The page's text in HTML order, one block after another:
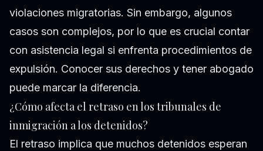
violaciones migratorias. Sin embargo, algunos
casos son complejos, por lo que es crucial contar
con asistencia legal si enfrenta procedimientos de
expulsión. Conocer sus derechos y tener abogado
puede marcar la diferencia.
¿Cómo afecta el retraso en los tribunales de
inmigración a los detenidos?
El retraso implica que muchos detenidos esperan